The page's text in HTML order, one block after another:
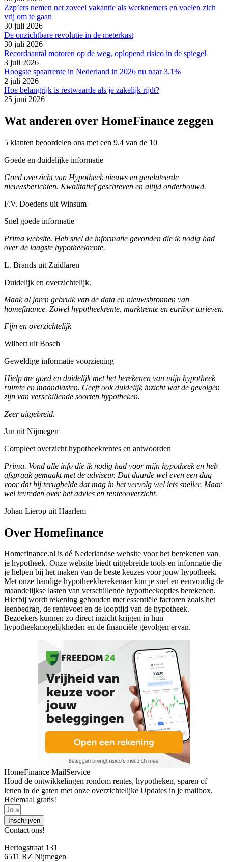
Zzp’ers nemen net zoveel vakantie als werknemers en voelen zich
vrij om te gaan
30 juli 2026
De onzichtbare revolutie in de meterkast
30 juli 2026
Recordaantal motoren op de weg, oplopend risico in de spiegel
3 juli 2026
Hoogste spaarrente in Nederland in 2026 nu naar 3.1%
2 juli 2026
Hoe belangrijk is restwaarde als je zakelijk rijdt?
25 juni 2026
Wat anderen over HomeFinance zeggen
5 klanten beoordelen ons met een 9.4 van de 10
Goede en duidelijke informatie
Goed overzicht van Hypotheek nieuws en gerelateerde
nieuwsberichten. Kwalitatief geschreven en altijd onderbouwd.
F.V. Doedens uit Winsum
Snel goede informatie
Prima website. Heb snel de informatie gevonden die ik nodig had
over de laagste hypotheekrente.
L. Brands uit Zuidlaren
Duidelijk en overzichtelijk.
Maak al jaren gebruik van de data en nieuwsbronnen van
homefinance. Zowel hypotheekrente, marktrente en euribor tarieven.
Fijn en overzichtelijk
Wilbert uit Bosch
Geweldige informatie voorziening
Hielp me goed en duidelijk met het berekenen van mijn hypotheek
ruimte en maandlasten. Geeft ook duidelijk inzicht wat de gevolgen
zijn van verschillende soorten hypotheken.
Zeer uitgebreid.
Jan uit Nijmegen
Compleet overzicht hypotheekrentes en antwoorden
Prima. Vond alle info die ik nodig had voor mijn hypotheek en heb
afspraak gemaakt met de adviseur. Dat duurde wel even een dag
voor dat hij terugbelde dat mag in het vervolg wel iets sneller. Maar
wel tevreden over het advies en renteooverzicht.
Johan Lierop uit Haarlem
Over Homefinance
Homefinance.nl is dé Nederlandse website voor het berekenen van
je hypotheek. Onze website biedt uitgebreide tools en informatie die
je helpen bij het maken van de beste keuzes voor jouw hypotheek.
Met onze handige hypotheekberekenaar kun je snel en eenvoudig de
maandelijkse lasten van verschillende hypotheekopties berekenen.
Hierbij wordt rekening gehouden met essentiële factoren zoals het
leenbedrag, de rentevoet en de looptijd van de hypotheek.
Bezoekers kunnen zo direct inzicht krijgen in hun
hypotheekmogelijkheden en de financiële gevolgen ervan.
HomeFinance MailService
Houd de ontwikkelingen rondom rentes, hypotheken, sparen of
lenen in de gaten met onze overzichtelijke Updates in je mailbox.
Helemaal gratis!
Inschrijven
Contact ons!
Hertogstraat 131
6511 RZ Nijmegen